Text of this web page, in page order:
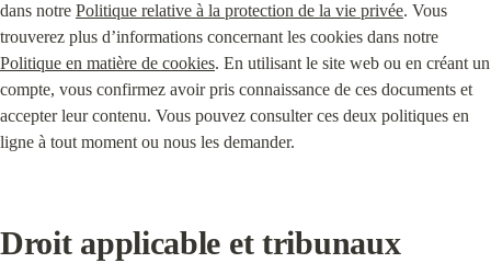
dans notre Politique relative à la protection de la vie privée. Vous
Politique en matière de cookies. En utilisant le site web ou en créant un
compte, vous confirmez avoir pris connaissance de ces documents et
accepter leur contenu. Vous pouvez consulter ces deux politiques en
ligne à tout moment ou nous les demander.
Droit applicable et tribunaux